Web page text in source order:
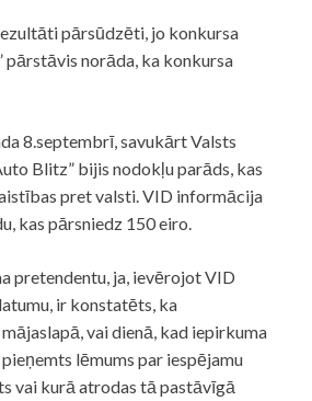
pārsūdzēti, jo konkursa
norāda, ka konkursa
8.septembrī, savukārt Valsts
Blitz” bijis nodokļu parāds, kas
pret valsti. VID informācija
kas pārsniedz 150 eiro.
pretendentu, ja, ievērojot VID
ir konstatēts, ka
vai dienā, kad iepirkuma
lēmums par iespējamu
vai kurā atrodas tā pastāvīgā